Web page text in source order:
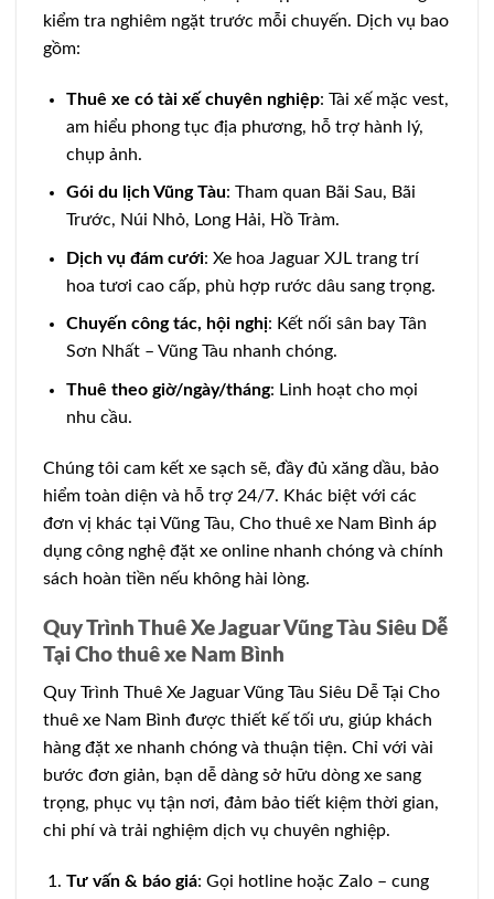
kiểm tra nghiêm ngặt trước mỗi chuyến. Dịch vụ bao
gồm:
Thuê xe có tài xế chuyên nghiệp: Tài xế mặc vest,
am hiểu phong tục địa phương, hỗ trợ hành lý,
chụp ảnh.
Gói du lịch Vũng Tàu: Tham quan Bãi Sau, Bãi
Trước, Núi Nhỏ, Long Hải, Hồ Tràm.
Dịch vụ đám cưới: Xe hoa Jaguar XJL trang trí
hoa tươi cao cấp, phù hợp rước dâu sang trọng.
Chuyến công tác, hội nghị: Kết nối sân bay Tân
Sơn Nhất – Vũng Tàu nhanh chóng.
Thuê theo giờ/ngày/tháng: Linh hoạt cho mọi
nhu cầu.
Chúng tôi cam kết xe sạch sẽ, đầy đủ xăng dầu, bảo
hiểm toàn diện và hỗ trợ 24/7. Khác biệt với các
đơn vị khác tại Vũng Tàu, Cho thuê xe Nam Bình áp
dụng công nghệ đặt xe online nhanh chóng và chính
sách hoàn tiền nếu không hài lòng.
Quy Trình Thuê Xe Jaguar Vũng Tàu Siêu Dễ
Tại Cho thuê xe Nam Bình
Quy Trình Thuê Xe Jaguar Vũng Tàu Siêu Dễ Tại Cho
thuê xe Nam Bình được thiết kế tối ưu, giúp khách
hàng đặt xe nhanh chóng và thuận tiện. Chỉ với vài
bước đơn giản, bạn dễ dàng sở hữu dòng xe sang
trọng, phục vụ tận nơi, đảm bảo tiết kiệm thời gian,
chi phí và trải nghiệm dịch vụ chuyên nghiệp.
Tư vấn & báo giá: Gọi hotline hoặc Zalo – cung